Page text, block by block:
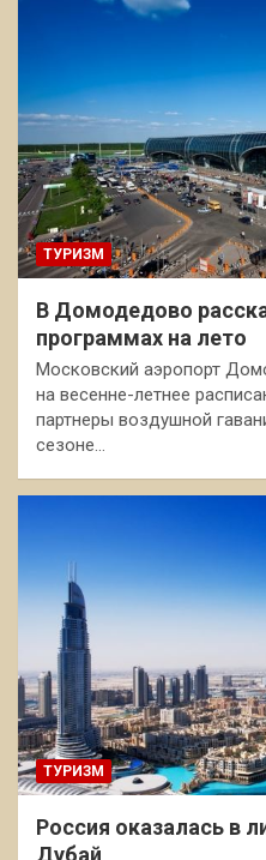
ТУРИЗМ
В Домодедово
программах на лето
Московский аэропорт
на весенне-летнее
партнеры воздушной
сезоне…
ТУРИЗМ
Россия оказалась в